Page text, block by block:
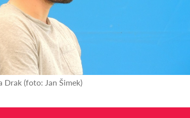
Drak (foto: Jan Šimek)